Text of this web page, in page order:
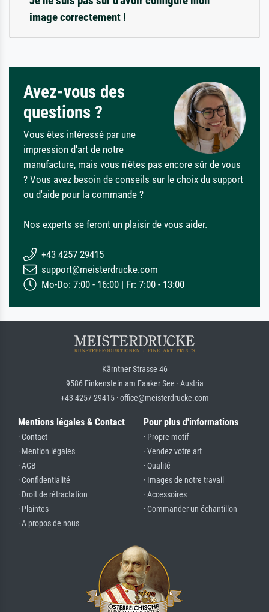
image correctement !
Avez-vous des
questions ?
Vous êtes intéressé par une
impression d'art de notre
manufacture, mais vous n'êtes pas encore sûr de vous
? Vous avez besoin de conseils sur le choix du support
ou d'aide pour la commande ?
Nos experts se feront un plaisir de vous aider.
+43 4257 29415
support@meisterdrucke.com
Mo-Do: 7:00 - 16:00 | Fr: 7:00 - 13:00
Kärntner Strasse 46
9586 Finkenstein am Faaker See · Austria
+43 4257 29415 · office@meisterdrucke.com
Mentions légales & Contact
· Contact
· Mention légales
· AGB
· Confidentialité
· Droit de rétractation
· Plaintes
· A propos de nous
Pour plus d'informations
· Propre motif
· Vendez votre art
· Qualité
· Images de notre travail
· Accessoires
· Commander un échantillon